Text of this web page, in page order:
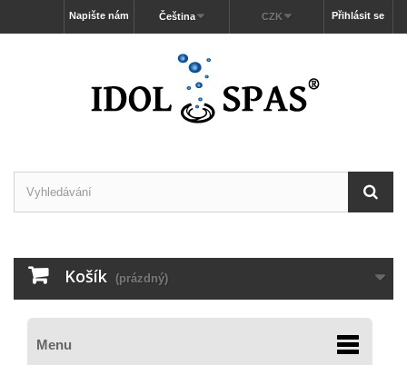
Přihlásit se
CZK
Čeština
Napište nám
Košík (prázdný)
Menu